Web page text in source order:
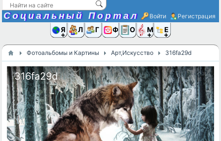
Социальный Портал Войти Регистрация
Я иЛюди
Группы
Фото Ещё
Фотоальбомы и Картины Арт,Искусство 316fa29d
316fa29d